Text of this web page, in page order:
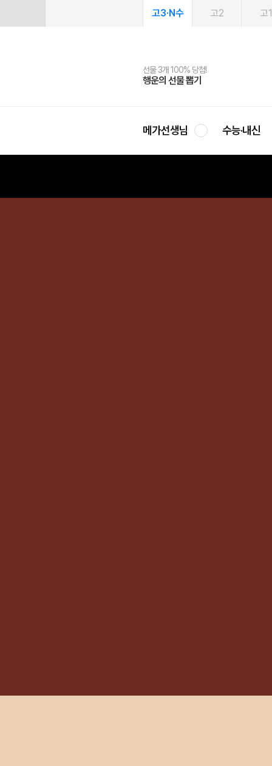
고3·N수 고2 고1
선물 3개 100% 당첨!
행운의 선물 뽑기
선물 100% 증정!
메가스터디 X 올리브
여름방학 스터디 캐시백
메가런 썸머스쿨
2027 러셀 단과
강사 공개선발
스마트러닝앱
설문 EVENT
메가패스
3일 무료 체험권
메가패스 수강생 무료혜택!
메가클럽 멤버십
사회공헌 캠페인
희망이룸 메가나눔
메가선생님 수능·내신